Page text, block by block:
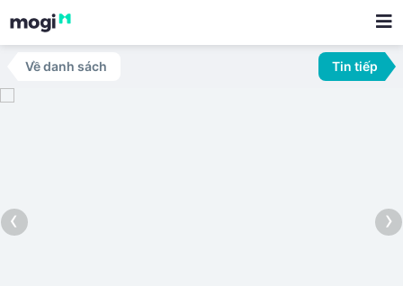
Về danh sách Tin tiếp
‹ ›